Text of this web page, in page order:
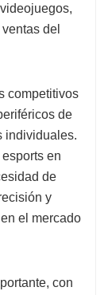
del
competitivos
de
individuales.
en
de
y
el mercado
con